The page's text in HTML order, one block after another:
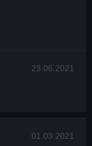
23.06.2021
01.03.2021